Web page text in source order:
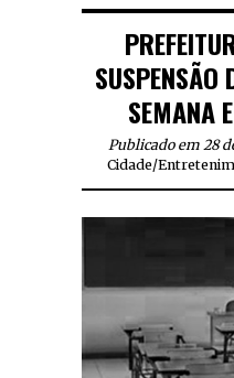
SUSPENSÃO
SEMANA
Publicado em 28
Cidade/